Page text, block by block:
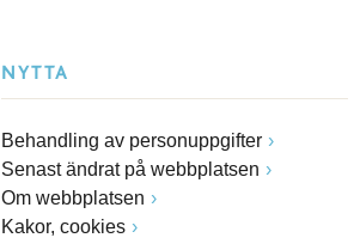
NYTTA
Behandling av personuppgifter
Senast ändrat på webbplatsen
Om webbplatsen
Kakor, cookies